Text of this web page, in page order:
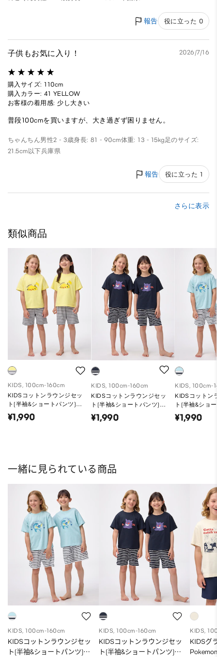
報告 役に立った 0
子供もお気に入り！ 2026/7/16
購入サイズ: 110cm
購入カラー: 41 YELLOW
お客様の着用感: 少し大きい
普段100cmを買いますが、大き過ぎず困りません。
ちゃんちん男性2 - 3歳身長: 81 - 90cm体重: 13 - 15kg足のサイズ:
21.5cm以下兵庫県
報告 役に立った 1
さらに表示
類似商品
KIDS, 100cm-160cm
KIDSコットンラウンジセッ
ト(半袖&ショートパンツ)
Pokemon
¥1,990
KIDS, 100cm-160cm
KIDSコットンラウンジセッ
ト(半袖&ショートパンツ)
Pokemon
¥1,990
KIDS, 100cm-
KIDSコットン
ト(半袖&ショ
Pokemon
¥1,990
一緒に見られている商品
KIDS, 100cm-160cm
KIDSコットンラウンジセッ
ト(半袖&ショートパンツ)
KIDS, 100cm-160cm
KIDSコットンラウンジセッ
ト(半袖&ショートパンツ)
KIDS,
KIDSグ